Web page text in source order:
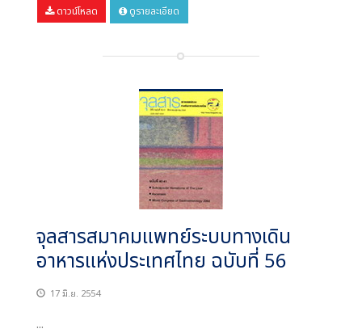
ดาวน์โหลด ดูรายละเอียด
จุลสารสมาคมแพทย์ระบบทางเดิน
อาหารแห่งประเทศไทย ฉบับที่ 56
17 มิ.ย. 2554
...